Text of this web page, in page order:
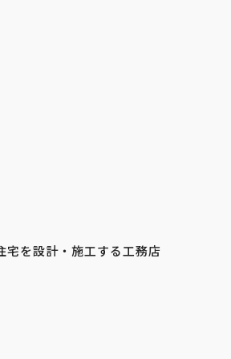
宅を設計・施工する工務店